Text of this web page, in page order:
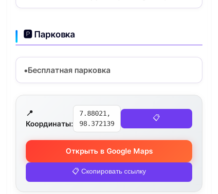
🅿️ Парковка
Бесплатная парковка
📍
Координаты:
7.88021,
98.372139
📋
Открыть в Google Maps
📋 Скопировать ссылку